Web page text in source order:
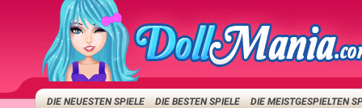
DIE NEUESTEN SPIELE DIE BESTEN SPIELE DIE MEISTGESPIELTEN